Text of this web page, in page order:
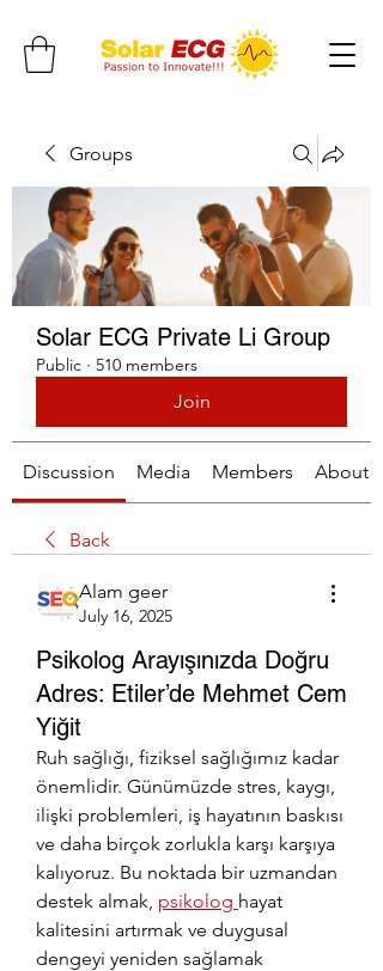
Groups
Solar ECG Private Li Group
Public · 510 members
Join
Discussion Media Members About
Back
Alam geer
July 16, 2025
Psikolog Arayışınızda Doğru
Adres: Etiler’de Mehmet Cem
Yiğit
Ruh sağlığı, fiziksel sağlığımız kadar
önemlidir. Günümüzde stres, kaygı,
ilişki problemleri, iş hayatının baskısı
ve daha birçok zorlukla karşı karşıya
kalıyoruz. Bu noktada bir uzmandan
destek almak, psikolog hayat
kalitesini artırmak ve duygusal
dengeyi yeniden sağlamak